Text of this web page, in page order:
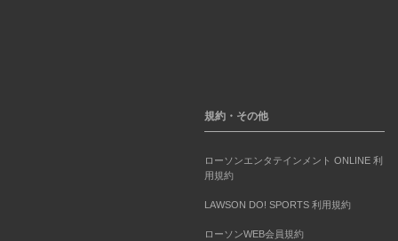
規約・その他
ローソンエンタテインメント ONLINE 利
用規約
LAWSON DO! SPORTS 利用規約
ローソンWEB会員規約